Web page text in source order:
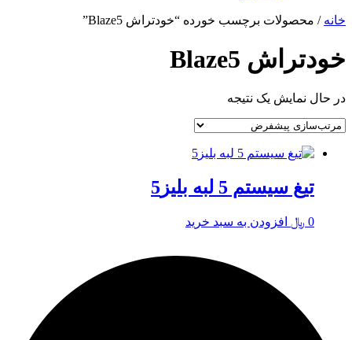
خانه / محصولات برچسب خورده “خودتراش Blaze5”
خودتراش Blaze5
در حال نمایش یک نتیجه
تیغ سیستم 5 لبه بلیز5
0 ﷼ افزودن به سبد خرید